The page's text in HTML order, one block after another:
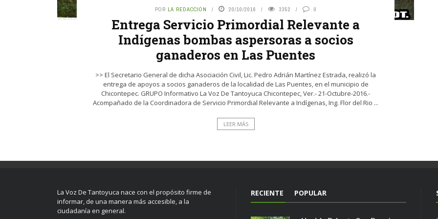
POR LA REDACCIÓN 20/10/2016 3352 0
Entrega Servicio Primordial Relevante a
Indígenas bombas aspersoras a socios
ganaderos en Las Puentes
>> El Secretario General de dicha Asociación Civil, Lic. Pedro Adrián Martínez Estrada, realizó la
entrega de apoyos a socios ganaderos de la localidad de Las Puentes, en el municipio de
Chicontepec. GRUPO Informativo La Voz De Tantoyuca Chicontepec, Ver.- 21-Octubre-2016.-
Acompañado de la Coordinadora de Servicio Primordial Relevante a Indígenas, Ing. Flor del Rio ...
LEER MÁS
La Voz De Tantoyuca nace con el propósito firme de
informar, de una manera más accesible, a la
ciudadanía en general.
RECIENTE POPULAR